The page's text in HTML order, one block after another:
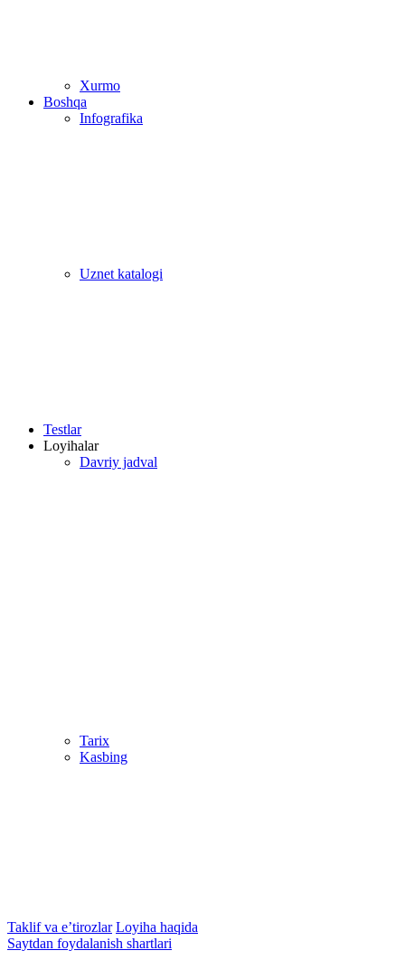
Xurmo
Boshqa
Infografika
Uznet katalogi
Testlar
Loyihalar
Davriy jadval
Tarix
Kasbing
Taklif va e’tirozlar Loyiha haqida
Saytdan foydalanish shartlari